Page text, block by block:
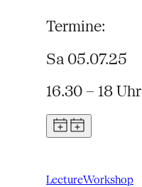
Termine:
Sa 05.07.25
16.30 – 18 Uhr
LectureWorkshop